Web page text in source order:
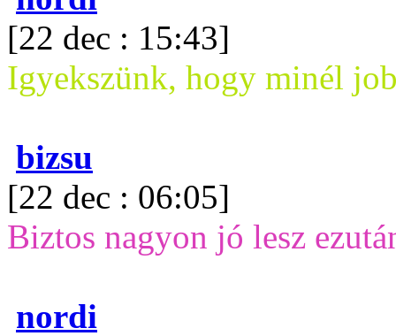
[22 dec : 15:43]
Igyekszünk, hogy minél
bizsu
[22 dec : 06:05]
Biztos nagyon jó lesz
nordi